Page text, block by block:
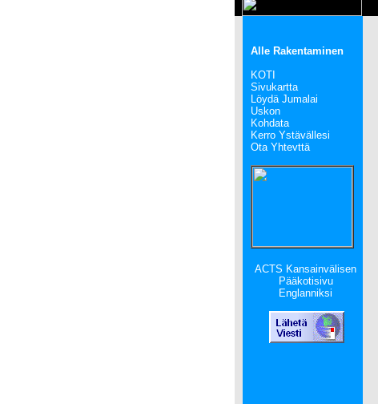
Alle Rakentaminen
KOTI
Sivukartta
Löydä Jumalai
Uskon
Kohdata
Kerro Ystävällesi
Ota Yhtevttä
ACTS Kansainvälisen
Pääkotisivu
Englanniksi